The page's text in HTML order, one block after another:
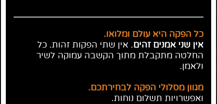
כל הפקה היא עולם ומלואו.
אין שני אמנים זהים. אין שתי הפקות זהות. כל
החלטה מתקבלת מתוך הקשבה עמוקה לשיר
ולאמן.
מגוון מסלולי הפקה לבחירתכם.
ואפשרויות תשלום נוחות.